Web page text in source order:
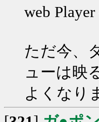
web
ただ今、
ューは映
よくなり